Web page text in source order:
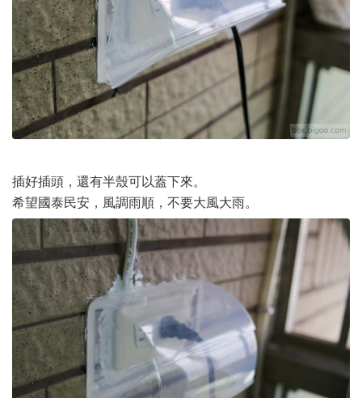
插好插頭，還有半殼可以蓋下來。
希望國泰民安，風調雨順，不要大風大雨。